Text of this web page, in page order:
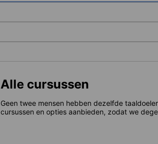
Alle cursussen
Geen twee mensen hebben dezelfde
cursussen en opties aanbieden, zodat we